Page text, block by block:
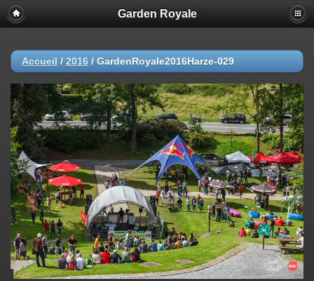
Garden Royale
Accueil / 2016 / GardenRoyale2016Harze-029